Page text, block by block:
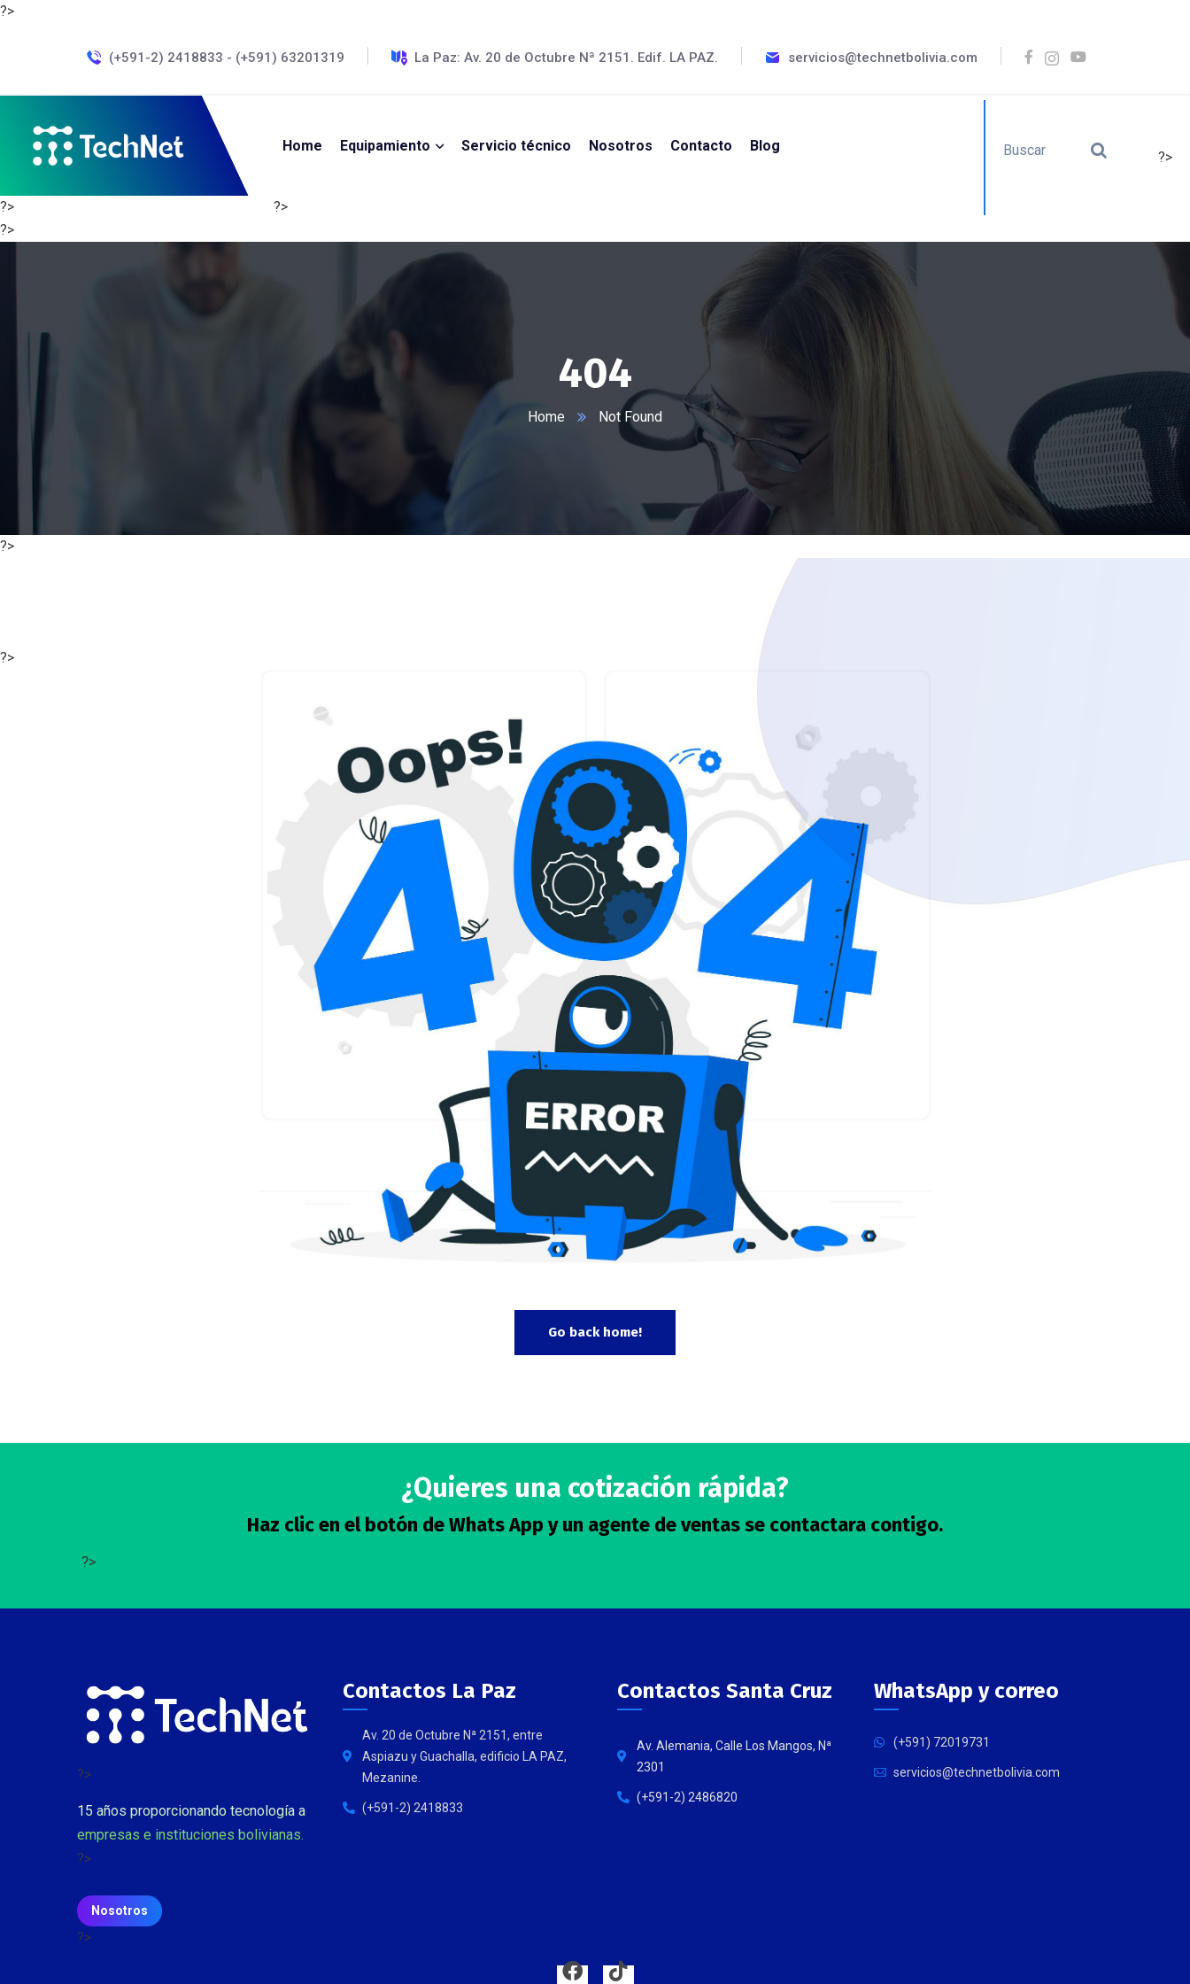
?>
(+591-2) 2418833 - (+591) 63201319 La Paz: Av. 20 de Octubre Nª 2151. Edif. LA PAZ. servicios@technetbolivia.com
?>
Home Equipamiento Servicio técnico Nosotros Contacto Blog
?>
?>
?>
404
Home Not Found
?>
?>
Go back home!
¿Quieres una cotización rápida?
Haz clic en el botón de Whats App y un agente de ventas se contactara contigo.
?>
?>
15 años proporcionando tecnología a
empresas e instituciones bolivianas.
?>
Nosotros
?>
Contactos La Paz
Av. 20 de Octubre Nª 2151, entre
Aspiazu y Guachalla, edificio LA PAZ,
Mezanine.
(+591-2) 2418833
Contactos Santa Cruz
Av. Alemania, Calle Los Mangos, Nª
2301
(+591-2) 2486820
WhatsApp y correo
(+591) 72019731
servicios@technetbolivia.com